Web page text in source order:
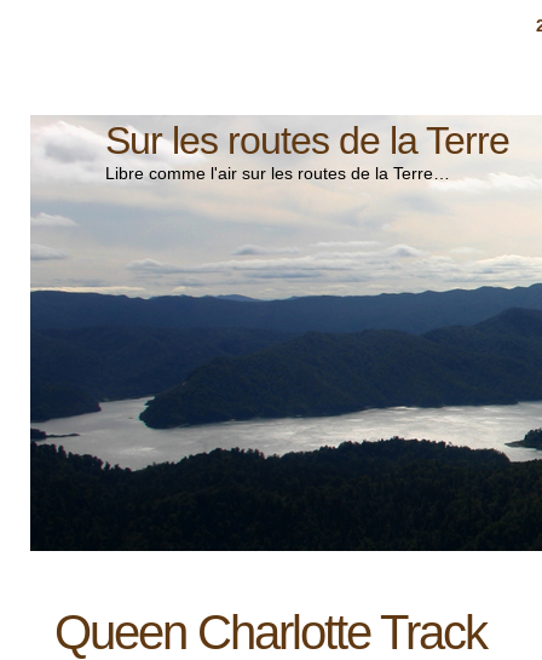
Sur les routes de la Terre
Libre comme l'air sur les routes de la Terre…
Queen Charlotte Track